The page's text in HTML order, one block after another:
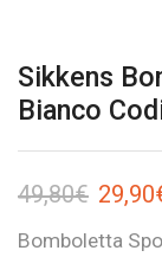
Sikkens
Bianco
49,80€ 29,90
Bomboletta